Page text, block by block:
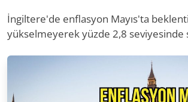
İngiltere'de enflasyon Mayıs'ta
yükselmeyerek yüzde 2,8 seviyesinde